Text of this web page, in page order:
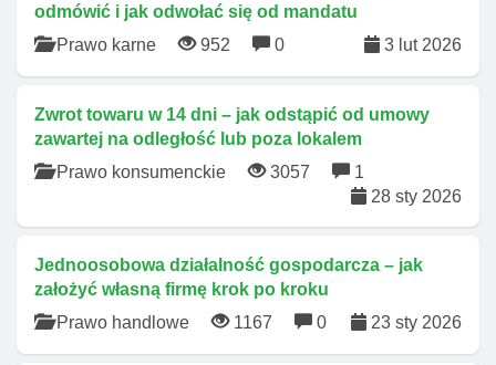
odmówić i jak odwołać się od mandatu
Prawo karne
952 0 3 lut 2026
Zwrot towaru w 14 dni – jak odstąpić od umowy
zawartej na odległość lub poza lokalem
Prawo konsumenckie
3057
1
28 sty 2026
Jednoosobowa działalność gospodarcza – jak
założyć własną firmę krok po kroku
Prawo handlowe
1167 0 23 sty 2026